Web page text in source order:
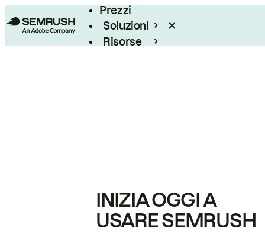
Prezzi
Soluzioni
Risorse
INIZIA OGGI A
USARE SEMRUSH